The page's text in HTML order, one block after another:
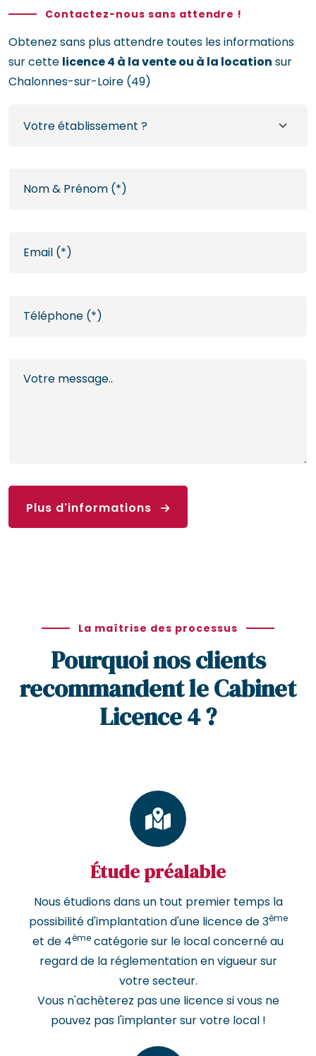
Contactez-nous sans attendre !
Obtenez sans plus attendre toutes les informations
sur cette licence 4 à la vente ou à la location sur
Chalonnes-sur-Loire (49)
Plus d'informations
La maîtrise des processus
Pourquoi nos clients
recommandent le Cabinet
Licence 4 ?
Étude préalable
Nous étudions dans un tout premier temps la
possibilité d'implantation d'une licence de 3ème
et de 4ème catégorie sur le local concerné au
regard de la réglementation en vigueur sur
votre secteur.
Vous n'achèterez pas une licence si vous ne
pouvez pas l'implanter sur votre local !